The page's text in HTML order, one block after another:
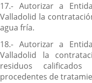
17.- Autorizar a
Valladolid la
agua fría.
18.- Autorizar a
Valladolid la
residuos
procedentes de